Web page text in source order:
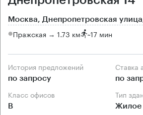
Москва, Днепропетровская
Пражская → 1.73 км ~17 мин
История предложений
по запросу по
Класс офисов
B
Тип
Жилое